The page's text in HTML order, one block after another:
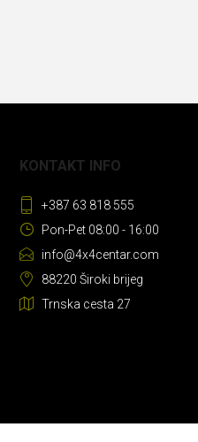
KONTAKT INFO
+387 63 818 555
Pon-Pet 08:00 - 16:00
info@4x4centar.com
88220 Široki brijeg
Trnska cesta 27